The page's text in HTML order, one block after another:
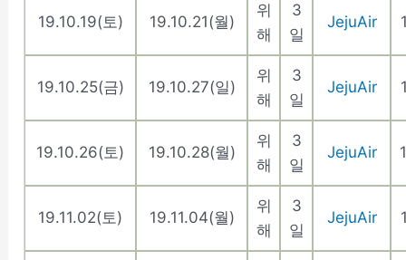
19.10.19(토) 19.10.21(월)
위
해
3
일
JejuAir
19.10.25(금) 19.10.27(일)
위
해
3
일
JejuAir
19.10.26(토) 19.10.28(월)
위
해
3
일
JejuAir
19.11.02(토) 19.11.04(월)
위
해
3
일
JejuAir